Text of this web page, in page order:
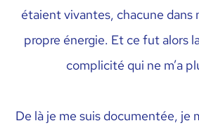
étaient vivantes, chacune dans
propre énergie. Et ce fut alors
complicité qui ne m’a
De là je me suis documentée, je